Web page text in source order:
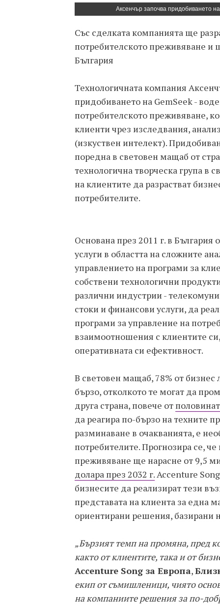
Аксенчър започва придобиването
Със сделката компанията ще
потребителското преживяване и
България
Технологичната компания
придобиването на GemSeek -
потребителското преживяване,
клиенти чрез изследвания,
(изкуствен интелект).
поредна в световен мащаб от
технологична творческа група в
на клиентите да разрастват
потребителите.
Основана през 2011 г. в България
услуги в областта на сложните
управлението на програми за
собствени технологични
различни индустрии -
стоки и финансови услуги, да
програми за управление на
взаимоотношения с клиентите
оперативната си ефективност.
В световен мащаб, 78% от бизнес
бързо, отколкото те могат да
друга страна, повече от
да реагира по-бързо на техните
разминаване в очакванията, е
потребителите. Прогнозира се,
преживяване ще нарасне от 9,5
долара през 2032 г.Accenture
бизнесите да реализират тези
представата на клиента за една
ориентирани решения, базирани
„Бързият темп на промяна, пред
както от клиентите, така и от
Accenture Song за Европа,
екип от съмишленици, чиято
на компаниите решения за по-